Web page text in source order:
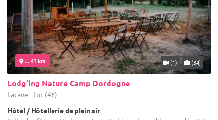
... 43 km (1) (34)
Lodg’ing Nature Camp Dordogne
Lacave - Lot (46)
Hôtel / Hôtellerie de plein air